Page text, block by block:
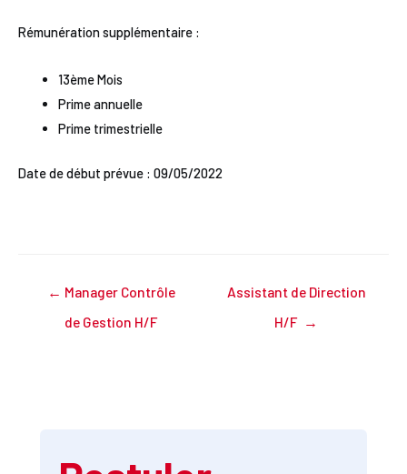
Rémunération supplémentaire :
13ème Mois
Prime annuelle
Prime trimestrielle
Date de début prévue : 09/05/2022
← Manager Contrôle
de Gestion H/F
Assistant de Direction
H/F →